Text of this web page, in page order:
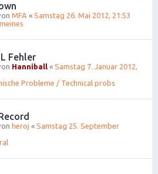
MFA « Samstag 26. Mai 2012, 21:53
Fehler
Hanniball « Samstag 7. Januar 2012,
Probleme / Technical probs
heroj « Samstag 25. September